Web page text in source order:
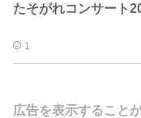
たそがれコンサート
1
広告を表示すること